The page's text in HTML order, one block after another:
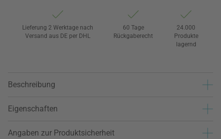
Lieferung 2 Werktage nach
Versand aus DE per DHL
60 Tage
Rückgaberecht
24.000
Produkte
lagernd
Beschreibung
Eigenschaften
Angaben zur Produktsicherheit